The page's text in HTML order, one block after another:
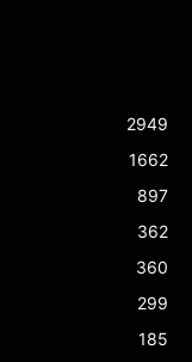
2949
1662
897
362
360
299
185